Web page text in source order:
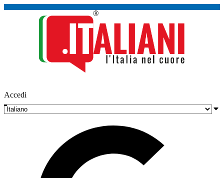
Accedi